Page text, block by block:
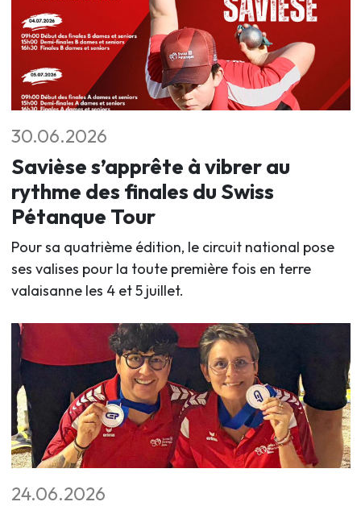
30.06.2026
Savièse s’apprête à vibrer au
rythme des finales du Swiss
Pétanque Tour
Pour sa quatrième édition, le circuit national pose
ses valises pour la toute première fois en terre
valaisanne les 4 et 5 juillet.
24.06.2026